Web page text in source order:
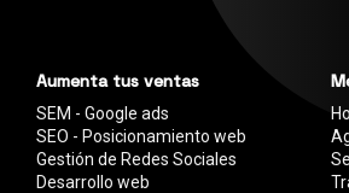
Aumenta tus ventas
SEM - Google ads
SEO - Posicionamiento web
Gestión de Redes Sociales
Desarrollo web